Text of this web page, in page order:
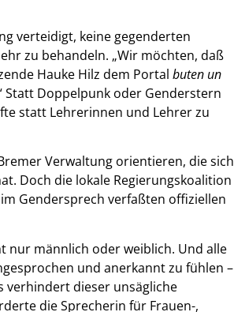
verteidigt, keine gegenderten
zu behandeln. „Wir möchten, daß
Hauke Hilz dem Portal buten un
Statt Doppelpunk oder Genderstern
statt Lehrerinnen und Lehrer zu
Verwaltung orientieren, die sich
Doch die lokale Regierungskoalition
Gendersprech verfaßten offiziellen
nur männlich oder weiblich. Und alle
und anerkannt zu fühlen –
verhindert dieser unsägliche
die Sprecherin für Frauen-,